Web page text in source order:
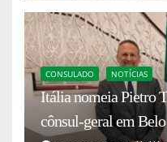
CONSULADO NOTÍCIAS
Itália nomeia Pietro
cônsul-geral em